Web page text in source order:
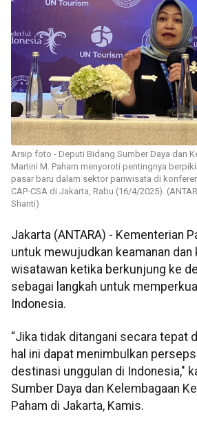
Arsip foto - Deputi Bidang Sumber Daya dan
Martini M. Paham menyoroti pentingnya
pasar baru dalam sektor pariwisata di
CAP-CSA di Jakarta, Rabu (16/4/2025).
Shanti)
Jakarta (ANTARA) - Kementerian
untuk mewujudkan keamanan dan
wisatawan ketika berkunjung ke
sebagai langkah untuk
Indonesia.
“Jika tidak ditangani secara tepat
hal ini dapat menimbulkan
destinasi unggulan di Indonesia,"
Sumber Daya dan Kelembagaan
Paham di Jakarta, Kamis.